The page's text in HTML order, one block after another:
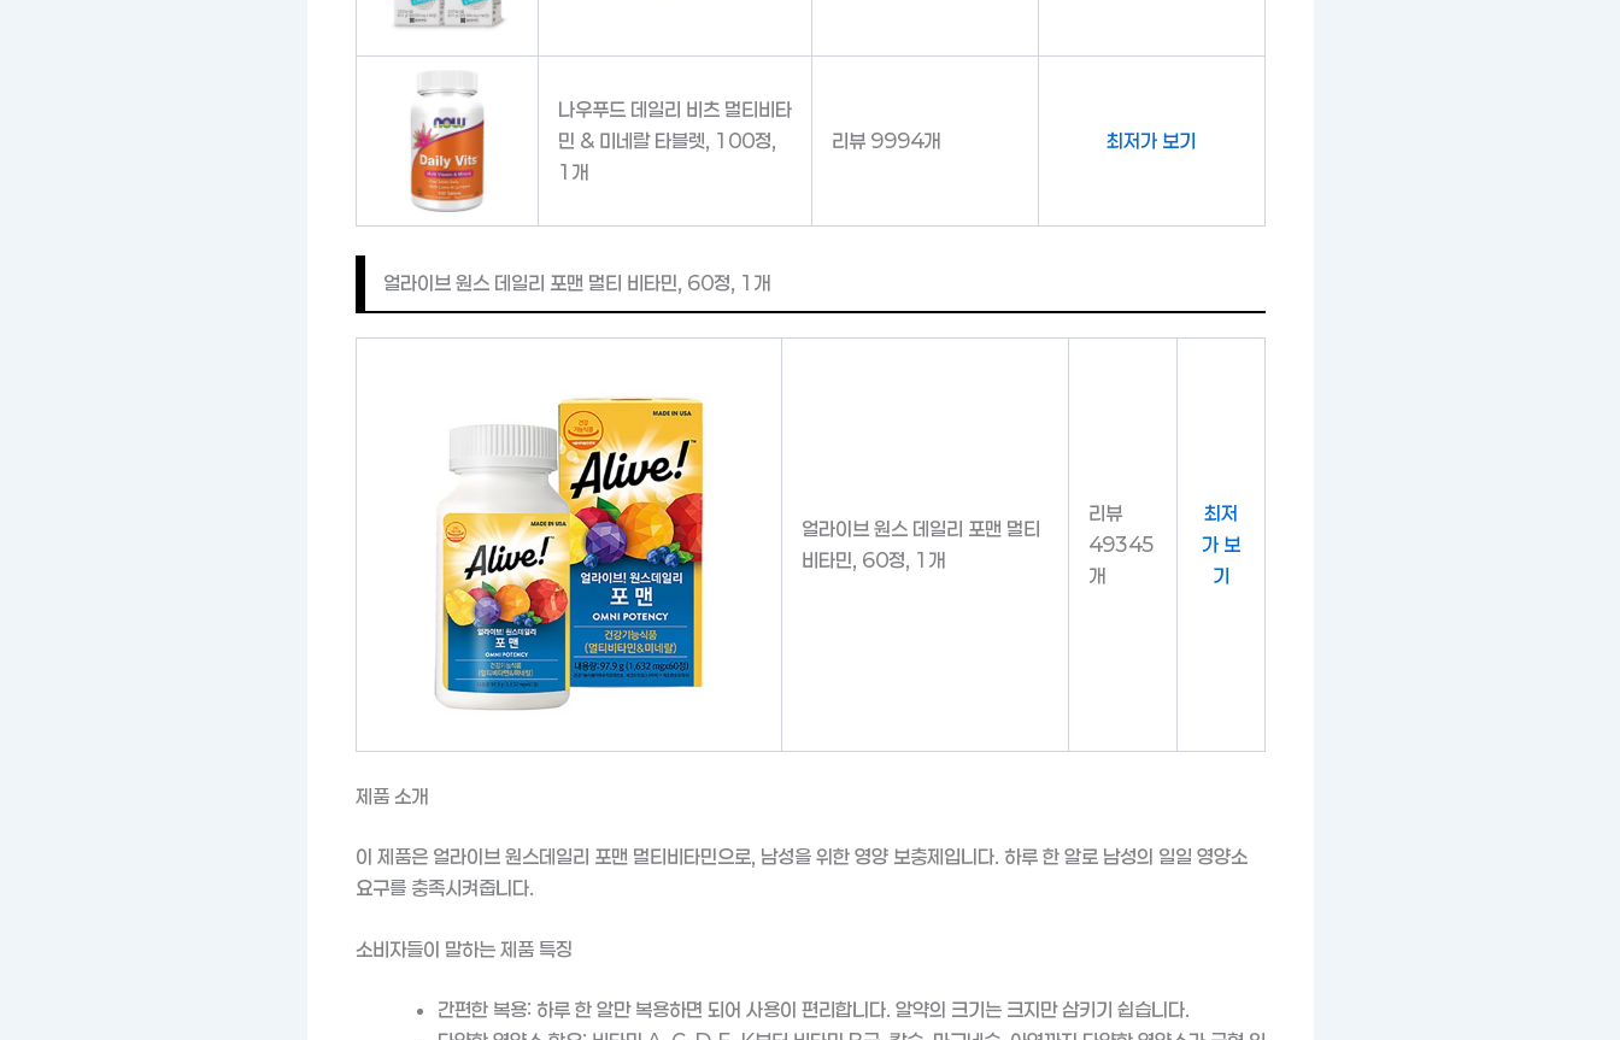
나우푸드 데일리 비츠 멀티비타
민 & 미네랄 타블렛, 100정,
1개
리뷰 9994개 최저가 보기
얼라이브 원스 데일리 포맨 멀티 비타민, 60정, 1개
얼라이브 원스 데일리 포맨 멀티
비타민, 60정, 1개
리뷰
49345
개
최저
가 보
기
제품 소개
이 제품은 얼라이브 원스데일리 포맨 멀티비타민으로, 남성을 위한 영양 보충제입니다. 하루 한 알로 남성의 일일 영양소
요구를 충족시켜줍니다.
소비자들이 말하는 제품 특징
간편한 복용: 하루 한 알만 복용하면 되어 사용이 편리합니다. 알약의 크기는 크지만 삼키기 쉽습니다.